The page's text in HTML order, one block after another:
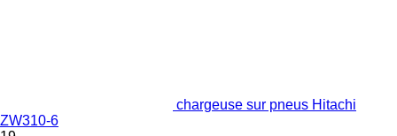
chargeuse sur pneus Hitachi
ZW310-6